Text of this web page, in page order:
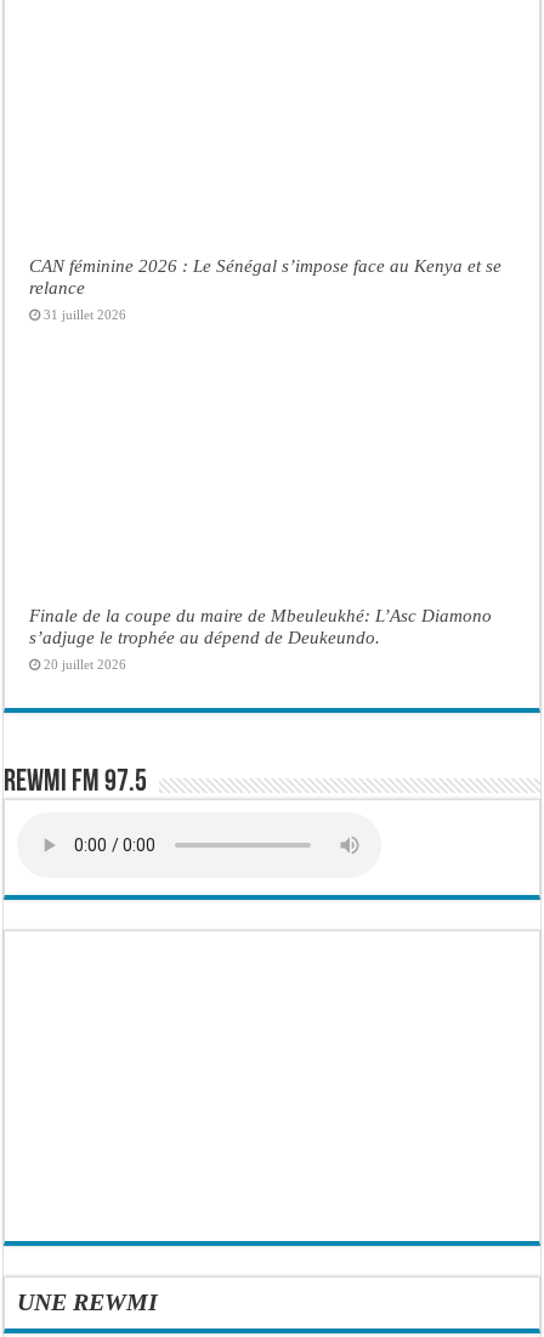
CAN féminine 2026 : Le Sénégal s’impose face au Kenya et se
relance
31 juillet 2026
Finale de la coupe du maire de Mbeuleukhé: L’Asc Diamono
s’adjuge le trophée au dépend de Deukeundo.
20 juillet 2026
Rewmi FM 97.5
UNE REWMI